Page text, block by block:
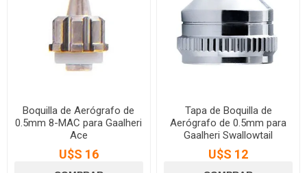
Boquilla de Aerógrafo de
0.5mm 8-MAC para Gaalheri
Ace
U$S 16
Tapa de Boquilla de
Aerógrafo de 0.5mm para
Gaalheri Swallowtail
U$S 12